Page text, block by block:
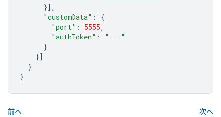
}],
"customData" :
{
"port" : 5555,
"authToken" :
"..."
}
}]
}
}
前へ
次へ